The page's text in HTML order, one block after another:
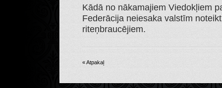
Kādā no nākamajiem Viedokļiem
Federācija neiesaka valstīm
riteņbraucējiem.
« Atpakaļ